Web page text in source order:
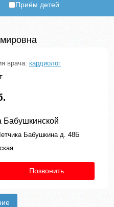
Приём детей
врача: кардиолог
Бабушкинской
Бабушкина д. 48Б
Позвонить